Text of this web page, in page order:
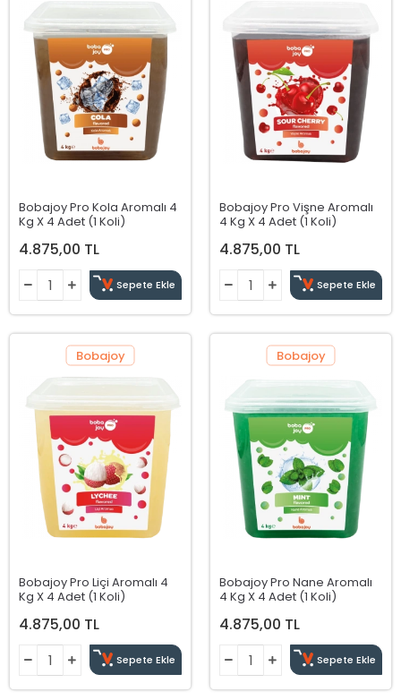
Bobajoy Pro Kola Aromalı 4
Kg X 4 Adet (1 Koli)
4.875,00 TL
Sepete Ekle
Bobajoy Pro Vişne Aromalı
4 Kg X 4 Adet (1 Koli)
4.875,00 TL
Sepete Ekle
Bobajoy Pro Liçi Aromalı 4
Kg X 4 Adet (1 Koli)
Bobajoy
4.875,00 TL
Sepete Ekle
Bobajoy Pro Nane Aromalı
4 Kg X 4 Adet (1 Koli)
Bobajoy
4.875,00 TL
Sepete Ekle